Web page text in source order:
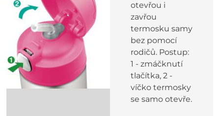
otevřou i
zavřou
termosku samy
bez pomocí
rodičů. Postup:
1 - zmáčknutí
tlačítka, 2 -
víčko termosky
se samo otevře.